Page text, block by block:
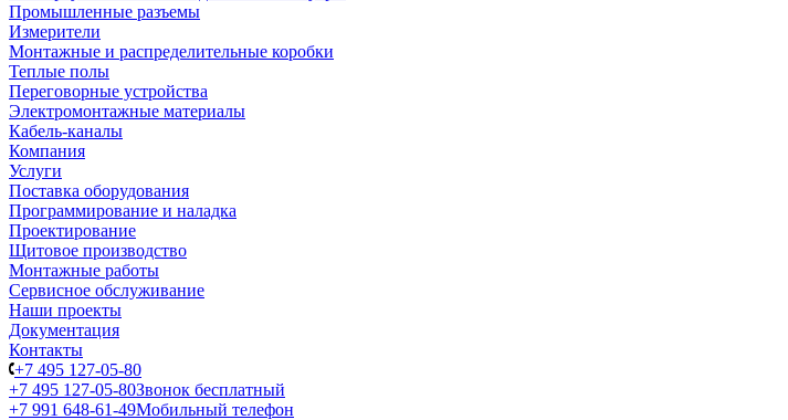
Промышленные разъемы
Измерители
Монтажные и распределительные коробки
Теплые полы
Переговорные устройства
Электромонтажные материалы
Кабель-каналы
Компания
Услуги
Поставка оборудования
Программирование и наладка
Проектирование
Щитовое производство
Монтажные работы
Сервисное обслуживание
Наши проекты
Документация
Контакты
+7 495 127-05-80
+7 495 127-05-80Звонок бесплатный
+7 991 648-61-49Мобильный телефон